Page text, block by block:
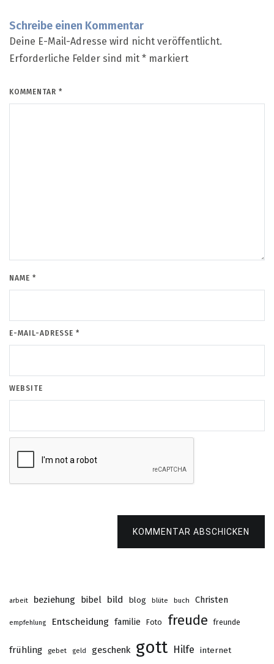
Schreibe einen Kommentar
Deine E-Mail-Adresse wird nicht veröffentlicht.
Erforderliche Felder sind mit * markiert
KOMMENTAR *
NAME *
E-MAIL-ADRESSE *
WEBSITE
KOMMENTAR ABSCHICKEN
arbeit beziehung bibel bild blog blüte buch Christen
empfehlung Entscheidung familie Foto freude freunde
frühling gebet geld geschenk gott Hilfe internet